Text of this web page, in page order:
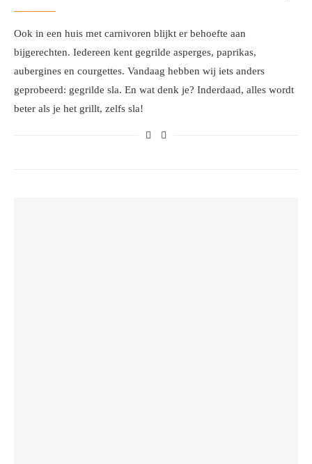
Ook in een huis met carnivoren blijkt er behoefte aan
bijgerechten. Iedereen kent gegrilde asperges, paprikas,
aubergines en courgettes. Vandaag hebben wij iets anders
geprobeerd: gegrilde sla. En wat denk je? Inderdaad, alles wordt
beter als je het grillt, zelfs sla!